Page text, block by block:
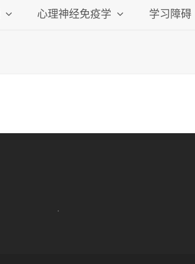
心理神经免疫学 学习障碍
.